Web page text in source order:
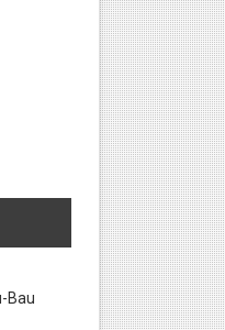
Bau